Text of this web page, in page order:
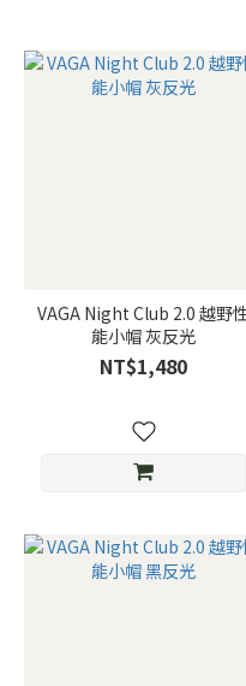
VAGA Night Club 2.0 越野
能小帽 灰反光
NT$1,480